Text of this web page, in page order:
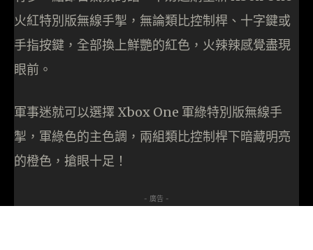
火紅特別版無線手掣，無論類比控制桿、十字鍵或
手指按鍵，全部換上鮮艷的紅色，火辣辣感覺盡現
眼前。
軍事迷就可以選擇 Xbox One 軍綠特別版無線手
掣，軍綠色的主色調，兩組類比控制桿下暗藏明亮
的橙色，搶眼十足！
- 廣告 -